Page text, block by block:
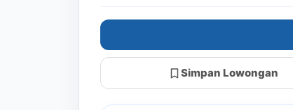
Simpan Lowongan